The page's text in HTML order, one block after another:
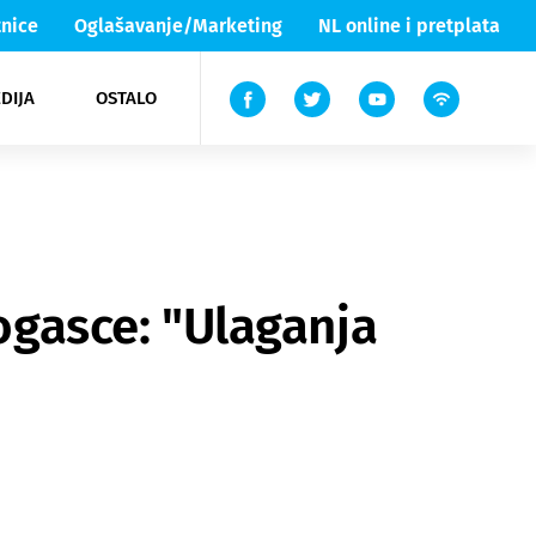
Oglašavanje/Marketing NL online i pretplata
OSTALO
Lika & Senj
TV
"Ulaganja